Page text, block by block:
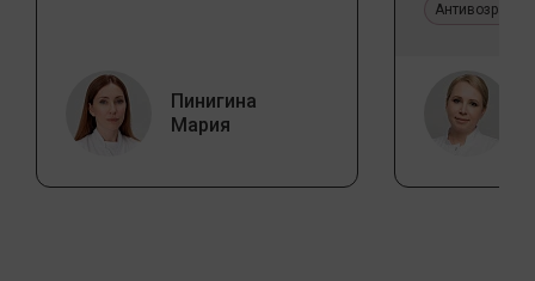
Пинигина
Мария